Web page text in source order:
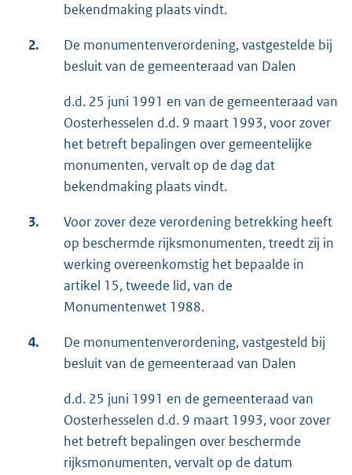
bekendmaking plaats vindt.
2.
De monumentenverordening, vastgestelde bij
besluit van de gemeenteraad van Dalen
d.d. 25 juni 1991 en van de gemeenteraad van
Oosterhesselen d.d. 9 maart 1993, voor zover
het betreft bepalingen over gemeentelijke
monumenten, vervalt op de dag dat
bekendmaking plaats vindt.
3.
Voor zover deze verordening betrekking heeft
op beschermde rijksmonumenten, treedt zij in
werking overeenkomstig het bepaalde in
artikel 15, tweede lid, van de
Monumentenwet 1988.
4.
De monumentenverordening, vastgesteld bij
besluit van de gemeenteraad van Dalen
d.d. 25 juni 1991 en de gemeenteraad van
Oosterhesselen d.d. 9 maart 1993, voor zover
het betreft bepalingen over beschermde
rijksmonumenten, vervalt op de datum